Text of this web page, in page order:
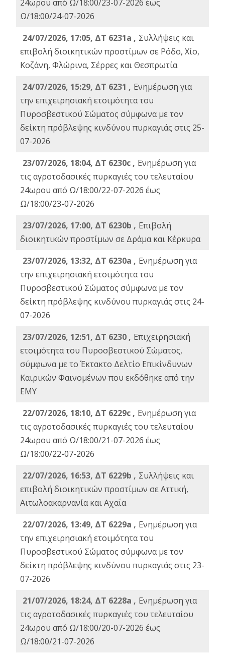
24ωρου από Ω/18:00/23-07-2026 έως
Ω/18:00/24-07-2026
24/07/2026, 17:05, ΔΤ 6231a , Συλλήψεις και
επιβολή διοικητικών προστίμων σε Ρόδο, Χίο,
Κοζάνη, Φλώρινα, Σέρρες και Θεσπρωτία
24/07/2026, 15:29, ΔΤ 6231 , Ενημέρωση για
την επιχειρησιακή ετοιμότητα του
Πυροσβεστικού Σώματος σύμφωνα με τον
δείκτη πρόβλεψης κινδύνου πυρκαγιάς στις 25-
07-2026
23/07/2026, 18:04, ΔΤ 6230c , Ενημέρωση για
τις αγροτοδασικές πυρκαγιές του τελευταίου
24ωρου από Ω/18:00/22-07-2026 έως
Ω/18:00/23-07-2026
23/07/2026, 17:00, ΔΤ 6230b , Επιβολή
διοικητικών προστίμων σε Δράμα και Κέρκυρα
23/07/2026, 13:32, ΔΤ 6230a , Ενημέρωση για
την επιχειρησιακή ετοιμότητα του
Πυροσβεστικού Σώματος σύμφωνα με τον
δείκτη πρόβλεψης κινδύνου πυρκαγιάς στις 24-
07-2026
23/07/2026, 12:51, ΔΤ 6230 , Επιχειρησιακή
ετοιμότητα του Πυροσβεστικού Σώματος,
σύμφωνα με το Έκτακτο Δελτίο Επικίνδυνων
Καιρικών Φαινομένων που εκδόθηκε από την
ΕΜΥ
22/07/2026, 18:10, ΔΤ 6229c , Ενημέρωση για
τις αγροτοδασικές πυρκαγιές του τελευταίου
24ωρου από Ω/18:00/21-07-2026 έως
Ω/18:00/22-07-2026
22/07/2026, 16:53, ΔΤ 6229b , Σuλλήψεις και
επιβολή διοικητικών προστίμων σε Αττική,
Αιτωλοακαρνανία και Αχαΐα
22/07/2026, 13:49, ΔΤ 6229a , Ενημέρωση για
την επιχειρησιακή ετοιμότητα του
Πυροσβεστικού Σώματος σύμφωνα με τον
δείκτη πρόβλεψης κινδύνου πυρκαγιάς στις 23-
07-2026
21/07/2026, 18:24, ΔΤ 6228a , Ενημέρωση για
τις αγροτοδασικές πυρκαγιές του τελευταίου
24ωρου από Ω/18:00/20-07-2026 έως
Ω/18:00/21-07-2026